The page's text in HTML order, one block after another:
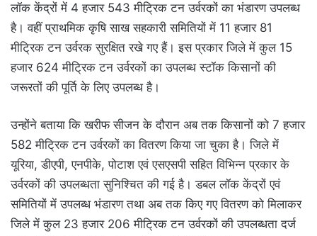
लॉक केंद्रों में 4 हजार 543 मीट्रिक टन उर्वरकों का भंडारण उपलब्ध
है। वहीं प्राथमिक कृषि साख सहकारी समितियों में 11 हजार 81
मीट्रिक टन उर्वरक सुरक्षित रखे गए हैं। इस प्रकार जिले में कुल 15
हजार 624 मीट्रिक टन उर्वरकों का उपलब्ध स्टॉक किसानों की
जरूरतों की पूर्ति के लिए उपलब्ध है।
उन्होंने बताया कि खरीफ सीजन के दौरान अब तक किसानों को 7 हजार
582 मीट्रिक टन उर्वरकों का वितरण किया जा चुका है। जिले में
यूरिया, डीएपी, एनपीके, पोटाश एवं एसएसपी सहित विभिन्न प्रकार के
उर्वरकों की उपलब्धता सुनिश्चित की गई है। डबल लॉक केंद्रों एवं
समितियों में उपलब्ध भंडारण तथा अब तक किए गए वितरण को मिलाकर
जिले में कुल 23 हजार 206 मीट्रिक टन उर्वरकों की उपलब्धता दर्ज